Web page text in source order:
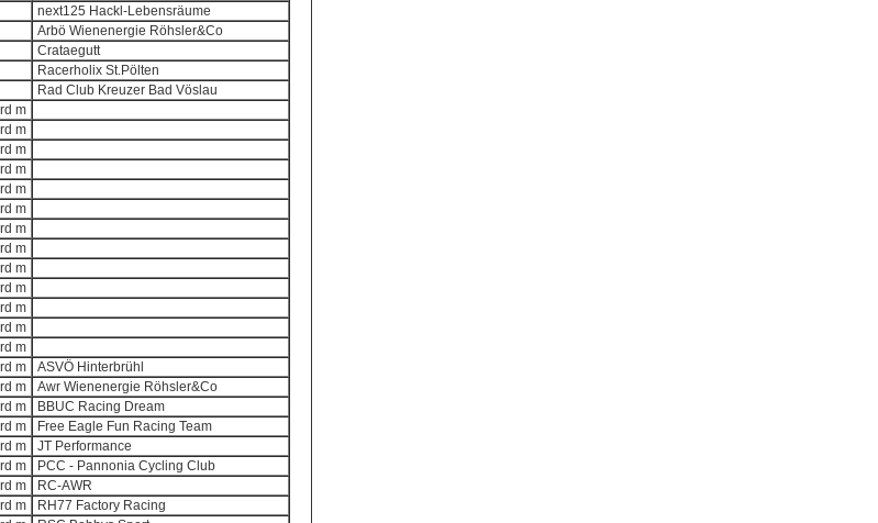
next125 Hackl-Lebensräume
Arbö Wienenergie Röhsler&Co
Crataegutt
Racerholix St.Pölten
Rad Club Kreuzer Bad Vöslau
m
m
m
m
m
m
m
m
m
m
m
m
m
m
ASVÖ Hinterbrühl
m
Awr Wienenergie Röhsler&Co
m
BBUC Racing Dream
m
Free Eagle Fun Racing Team
m
JT Performance
m
PCC - Pannonia Cycling Club
m
RC-AWR
m
RH77 Factory Racing